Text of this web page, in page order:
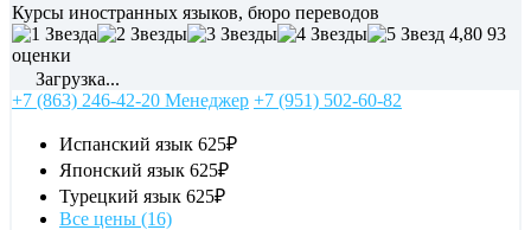
Курсы иностранных языков, бюро переводов
4,80 93
оценки
Загрузка...
+7 (863) 246-42-20 Менеджер +7 (951) 502-60-82
Испанский язык 625₽
Японский язык 625₽
Турецкий язык 625₽
Все цены (16)